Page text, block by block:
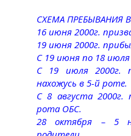
СХЕМА ПРЕБЫВАНИЯ
16 июня 2000г.
19 июня 2000г.
С 19 июня по 18 июля
С 19 июля 2000г.
нахожусь в 5-й роте.
С 8 августа 2000г.
рота ОБС.
28 октября – 5